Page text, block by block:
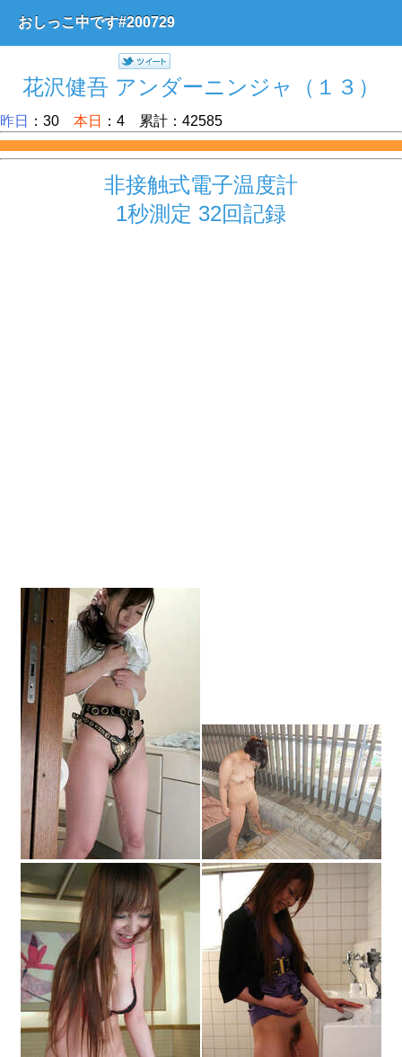
おしっこ中です#200729
花沢健吾 アンダーニンジャ（１３）
昨日 ：30 本日 ：4 累計：42585
非接触式電子温度計
1秒測定 32回記録